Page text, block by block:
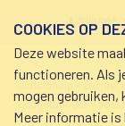
schuldhulp • sociaal
budgetbeheer •
COOKIES OP
Deze website
functioneren. Als
mogen
Meer informatie